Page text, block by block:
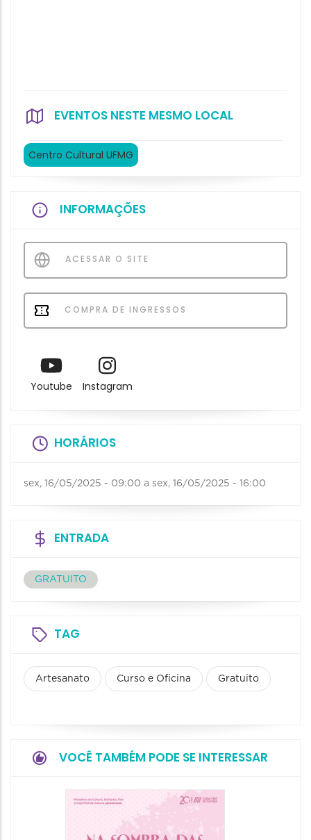
EVENTOS NESTE MESMO LOCAL
Centro Cultural UFMG
INFORMAÇÕES
ACESSAR O SITE
COMPRA DE INGRESSOS
Youtube Instagram
HORÁRIOS
sex, 16/05/2025 - 09:00 a sex, 16/05/2025 - 16:00
ENTRADA
GRATUITO
TAG
Artesanato Curso e Oficina Gratuito
VOCÊ TAMBÉM PODE SE INTERESSAR